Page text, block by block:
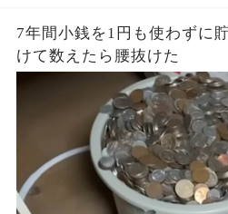
7年間小銭を1円も使わずに
けて数えたら腰抜けた